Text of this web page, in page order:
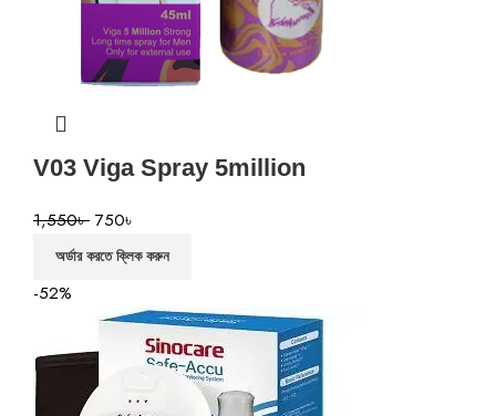
V03 Viga Spray 5million
1,550৳ 750৳
অর্ডার করতে ক্লিক করুন
-52%